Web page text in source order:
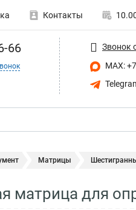
Контакты
66
Звонок
MAX:
Матрицы
матрица для